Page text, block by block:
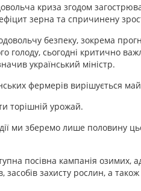
криза згодом
зерна та спричинену
безпеку, зокрема
сьогодні критично
український міністр.
фермерів вирішується
торішній урожай.
ми зберемо лише половину
посівна кампанія
захисту рослин, а